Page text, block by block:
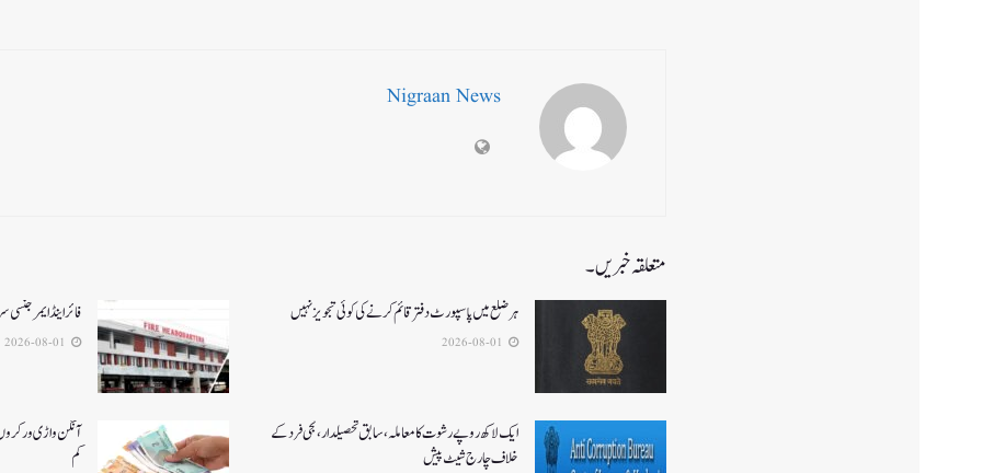
Nigraan News
متعلقہ خبریں۔
ہر ضلع میں پاسپورٹ دفتر قائم کرنے کی کوئی تجویز نہیں فائر اینڈ
ایک لاکھ روپے رشوت کا معاملہ،سابق تحصیلدار، نجی فرد کے
خلاف چارج شیٹ پیش
آنگن واڑی ورکروں
کم